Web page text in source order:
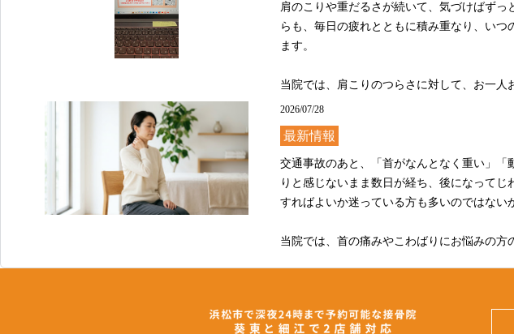
肩のこりや重だるさが続いて、気づけばず
らも、毎日の疲れとともに積み重なり、い
ます。
当院では、肩こりのつらさに対して、お一
スクワークや長時間の運転、姿勢のクセなど
も目を向けながら、少しでも楽に過ごしてい
完全予約制で待ち時間なく、平日は夜まで通
肩のつらさが気になっている方、まずは現在
あおい鍼灸接骨院
2026/07/28
最新情報
交通事故のあと、「首がなんとなく重い」
りと感じないまま数日が経ち、後になって
すればよいか迷っている方も多いのではない
当院では、首の痛みやこわばりにお悩みの
2026/07/28
交通事故の後、その場ではそれほど痛みを感